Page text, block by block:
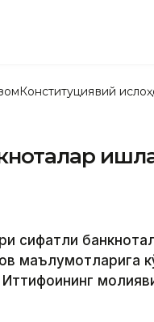
Конституциявий
сифатли
маълумотларига